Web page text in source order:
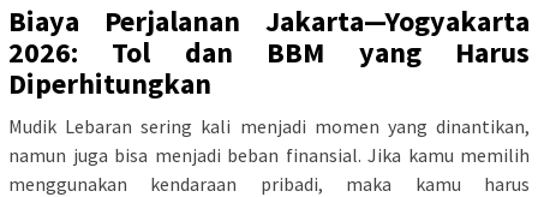
Biaya Perjalanan Jakarta—Yogyakarta
2026: Tol dan BBM yang Harus
Diperhitungkan
Mudik Lebaran sering kali menjadi momen yang dinantikan,
namun juga bisa menjadi beban finansial. Jika kamu memilih
menggunakan kendaraan pribadi, maka kamu harus